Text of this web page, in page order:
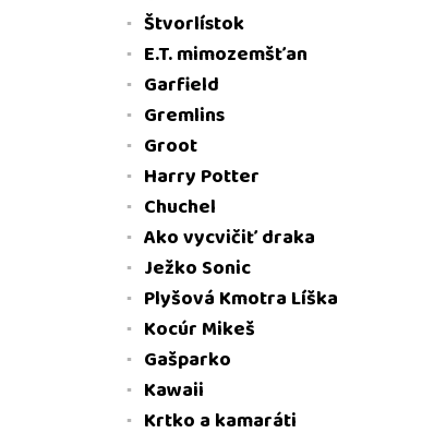
Štvorlístok
E.T. mimozemšťan
Garfield
Gremlins
Groot
Harry Potter
Chuchel
Ako vycvičiť draka
Ježko Sonic
Plyšová Kmotra Líška
Kocúr Mikeš
Gašparko
Kawaii
Krtko a kamaráti